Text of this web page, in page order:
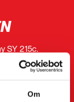
Om
SY 215c.
direkt.